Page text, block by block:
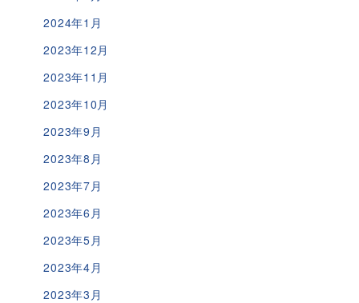
2024年1月
2023年12月
2023年11月
2023年10月
2023年9月
2023年8月
2023年7月
2023年6月
2023年5月
2023年4月
2023年3月